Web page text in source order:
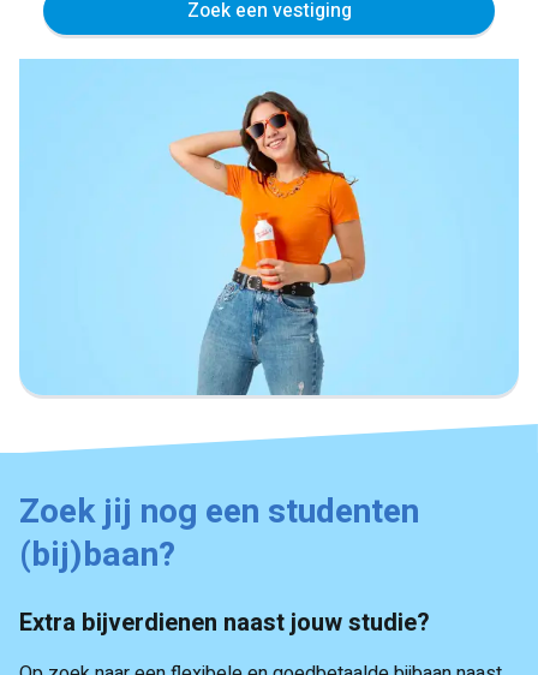
Zoek een vestiging
Zoek jij nog een studenten
(bij)baan?
Extra bijverdienen naast jouw studie?